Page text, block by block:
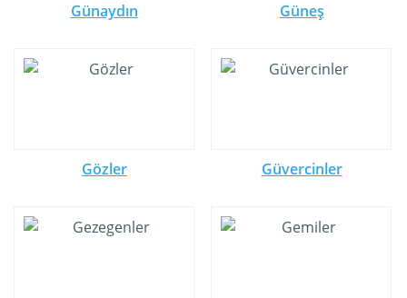
Günaydın Güneş
Gözler Güvercinler